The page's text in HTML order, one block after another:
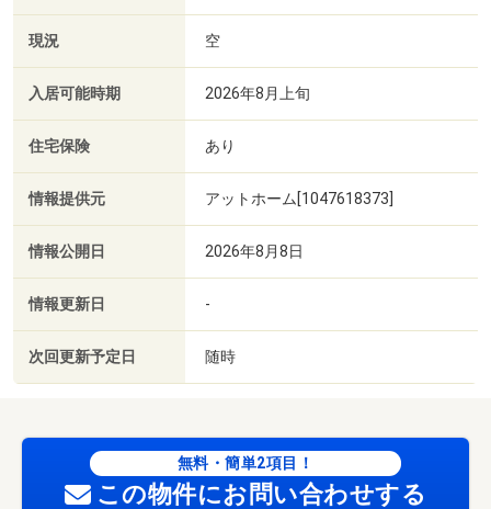
現況 空
入居可能時期 2026年8月上旬
住宅保険 あり
情報提供元 アットホーム[1047618373]
情報公開日 2026年8月8日
情報更新日 -
次回更新予定日 随時
無料・簡単2項目！
この物件にお問い合わせする